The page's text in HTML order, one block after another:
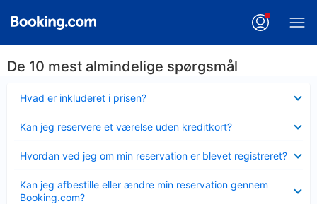
De 10 mest almindelige spørgsmål
Hvad er inkluderet i prisen?
Kan jeg reservere et værelse uden kreditkort?
Hvordan ved jeg om min reservation er blevet registreret?
Kan jeg afbestille eller ændre min reservation gennem
Booking.com?